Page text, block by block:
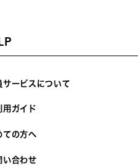
サービスについて
用ガイド
ての方へ
い合わせ